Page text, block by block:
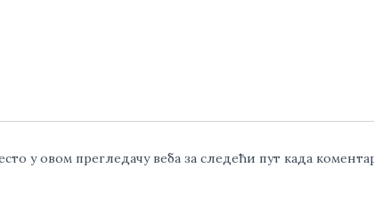
у овом прегледачу веба за следећи пут када